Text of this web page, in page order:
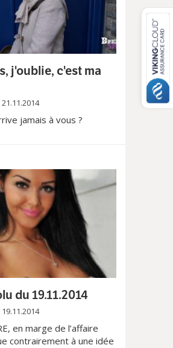
j'oublie, c'est ma
21.11.2014
jamais à vous ?
du 19.11.2014
19.11.2014
en marge de l’affaire
contrairement à une idée